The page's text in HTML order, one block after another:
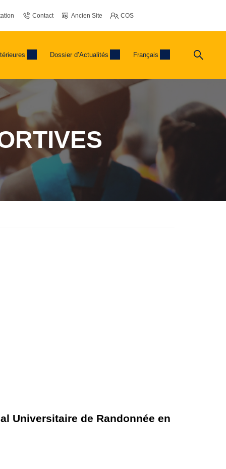
Contact Ancien Site COS
Dossier d’Actualités Français
Universitaire de Randonnée en